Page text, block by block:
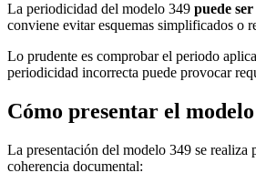
La periodicidad del modelo 349 puede
conviene evitar esquemas simplificados o
Lo prudente es comprobar el periodo
periodicidad incorrecta puede provocar
Cómo presentar el
La presentación del modelo 349 se realiza
coherencia documental: